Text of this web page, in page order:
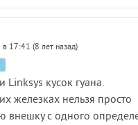
17:41 (8 лет назад)
Linksys кусок гуана.
железках нельзя просто
внешку с одного